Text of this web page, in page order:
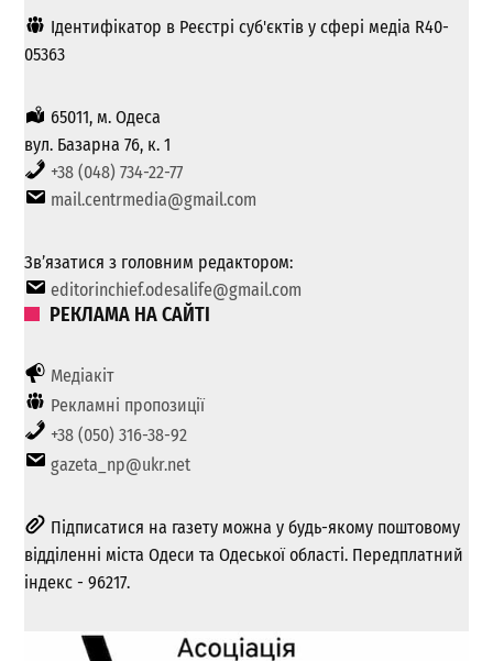
Ідентифікатор в Реєстрі суб'єктів у сфері медіа R40-
05363
65011, м. Одеса
вул. Базарна 76, к. 1
+38 (048) 734-22-77
mail.centrmedia@gmail.com
Зв’язатися з головним редактором:
editorinchief.odesalife@gmail.com
РЕКЛАМА НА САЙТІ
Медіакіт
Рекламні пропозиції
+38 (050) 316-38-92
gazeta_np@ukr.net
Підписатися на газету можна у будь-якому поштовому
відділенні міста Одеси та Одеської області. Передплатний
індекс - 96217.